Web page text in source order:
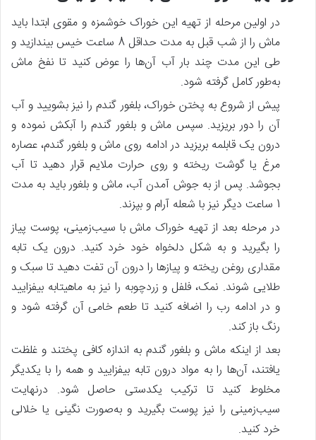
در اولین مرحله از تهیه این خوراک خوشمزه و مقوی ابتدا باید
ماش را از شب قبل به مدت حداقل 8 ساعت خیس بیندازید و
طی این مدت چند بار آب آن‌ها را عوض کنید تا نفخ ماش
به‌طور کامل گرفته شود.
پیش‌ از شروع به پختن خوراک، بلغور گندم را نیز بشویید و آب
آن را دور بریزید. سپس ماش و بلغور گندم را آبکش نموده و
درون یک قابلمه بریزید در ادامه روی ماش و بلغور گندم، عصاره
مرغ یا گوشت ریخته و روی حرارت ملایم قرار دهید تا آب
بجوشد. پس‌ از به جوش آمدن آب، ماش و بلغور باید به مدت
1 ساعت دیگر نیز با شعله آرام و بپزند.
در مرحله بعد از تهیه خوراک ماش با سیب‌زمینی، پوست پیاز
را بگیرید و به شکل دلخواه خود خرد کنید. درون یک تابه
مقداری روغن ریخته و پیازها را درون آن تفت دهید تا سبک و
طلایی شوند. نمک، فلفل و زردچوبه را نیز به ماهیتابه بیفزایید
و در ادامه رب را اضافه کنید تا طعم خامی آن گرفته شود و
رنگ باز کند.
بعد از اینکه ماش و بلغور گندم به اندازه کافی پختند و غلظت
یافتند، آن‌ها را به مواد درون تابه بیفزایید و همه را با یکدیگر
مخلوط کنید تا ترکیب یکدستی حاصل شود. درنهایت
سیب‌زمینی را نیز پوست بگیرید و به‌صورت نگینی یا خلالی
خرد کنید.